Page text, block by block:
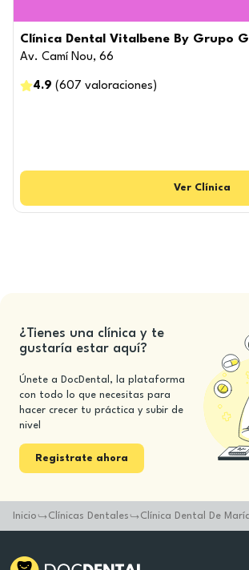
Clínica Dental Vitalbene By Grupo
Av. Camí Nou, 66
4.9 (607 valoraciones )
Ver Clínica
¿Tienes una clínica y te
gustaría estar aquí?
Únete a DocDental, la plataforma
con todo lo que necesitas para
hacer crecer tu práctica y subir de
nivel
Registrate ahora
Inicio Clínicas Dentales Clínica Dental De